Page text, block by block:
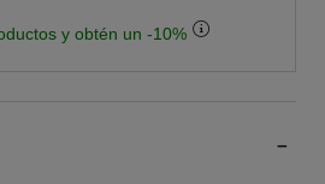
y obtén un -10%